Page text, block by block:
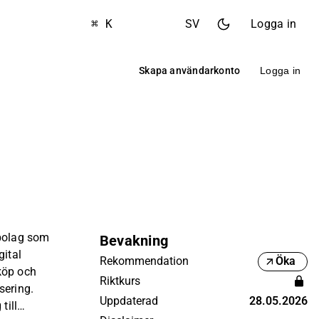
⌘ K SV Logga in
Skapa användarkonto Logga in
som
och
till
Bevakning
Rekommendation
Öka
Riktkurs
Uppdaterad
28.05.2026